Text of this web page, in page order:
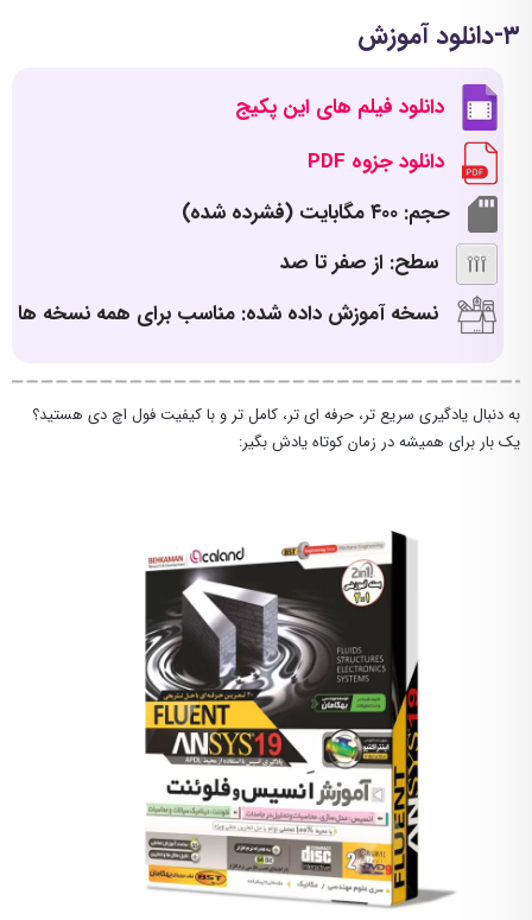
۳-دانلود آموزش
دانلود فیلم های این پکیج
دانلود جزوه PDF
حجم: ۴۰۰ مگابایت (فشرده شده)
سطح: از صفر تا صد
نسخه آموزش داده شده: مناسب برای همه نسخه ها
به دنبال یادگیری سریع تر، حرفه ای تر، کامل تر و با کیفیت فول اچ دی هستید؟
یک بار برای همیشه در زمان کوتاه یادش بگیر: